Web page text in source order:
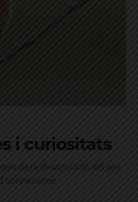
i curiositats
de la desaparició del seu
silvestrisme